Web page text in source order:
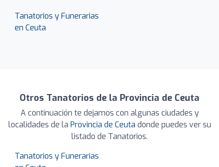
Tanatorios y Funerarias
en Ceuta
Otros Tanatorios de la Provincia de Ceuta
A continuación te dejamos con algunas ciudades y
localidades de la Provincia de Ceuta donde puedes ver su
listado de Tanatorios.
Tanatorios y Funerarias